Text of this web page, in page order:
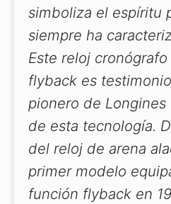
simboliza el espíritu
siempre ha
Este reloj
flyback es
pionero de
de esta tecnología.
del reloj de arena
primer modelo
función flyback en